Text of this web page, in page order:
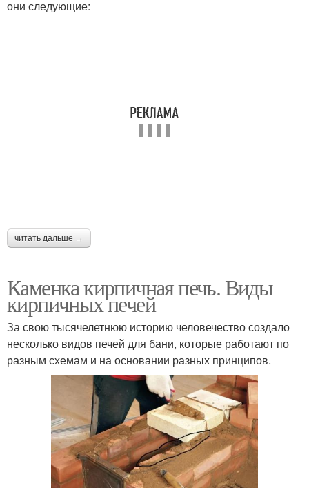
они следующие:
читать дальше →
Каменка кирпичная печь. Виды
кирпичных печей
За свою тысячелетнюю историю человечество создало
несколько видов печей для бани, которые работают по
разным схемам и на основании разных принципов.